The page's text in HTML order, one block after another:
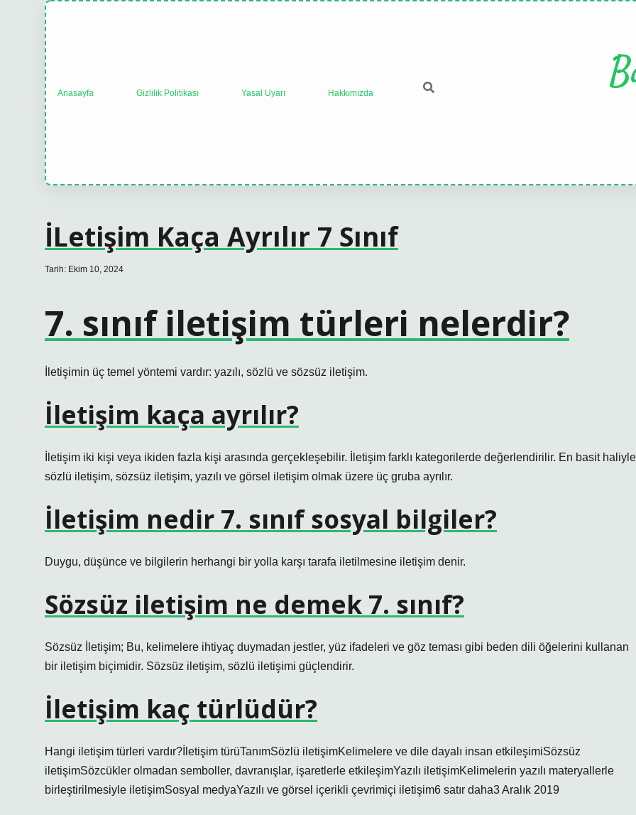
Anasayfa Gizlilik Politikası Yasal Uyarı Hakkımızda
İLetişim Kaça Ayrılır 7 Sınıf
Tarih: Ekim 10, 2024
7. sınıf iletişim türleri nelerdir?
İletişimin üç temel yöntemi vardır: yazılı, sözlü ve sözsüz iletişim.
İletişim kaça ayrılır?
İletişim iki kişi veya ikiden fazla kişi arasında gerçekleşebilir. İletişim farklı kategorilerde değerlendirilir. En basit
sözlü iletişim, sözsüz iletişim, yazılı ve görsel iletişim olmak üzere üç gruba ayrılır.
İletişim nedir 7. sınıf sosyal bilgiler?
Duygu, düşünce ve bilgilerin herhangi bir yolla karşı tarafa iletilmesine iletişim denir.
Sözsüz iletişim ne demek 7. sınıf?
Sözsüz İletişim; Bu, kelimelere ihtiyaç duymadan jestler, yüz ifadeleri ve göz teması gibi beden dili öğelerini kullanan
bir iletişim biçimidir. Sözsüz iletişim, sözlü iletişimi güçlendirir.
İletişim kaç türlüdür?
Hangi iletişim türleri vardır?İletişim türüTanımSözlü iletişimKelimelere ve dile dayalı insan etkileşimiSözsüz
iletişimSözcükler olmadan semboller, davranışlar, işaretlerle etkileşimYazılı iletişimKelimelerin yazılı materyallerle
birleştirilmesiyle iletişimSosyal medyaYazılı ve görsel içerikli çevrimiçi iletişim6 satır daha3 Aralık 2019